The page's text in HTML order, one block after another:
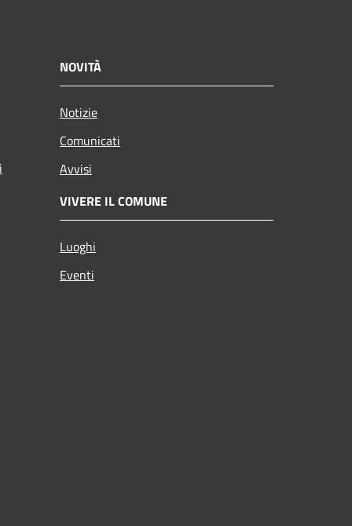
NOVITÀ
Notizie
Comunicati
Avvisi
VIVERE IL COMUNE
Luoghi
Eventi